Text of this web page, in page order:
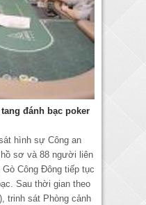
đánh bạc poker
hình sự Công an
sơ và 88 người liên
Công Đông tiếp tục
Sau thời gian theo
trinh sát Phòng cảnh